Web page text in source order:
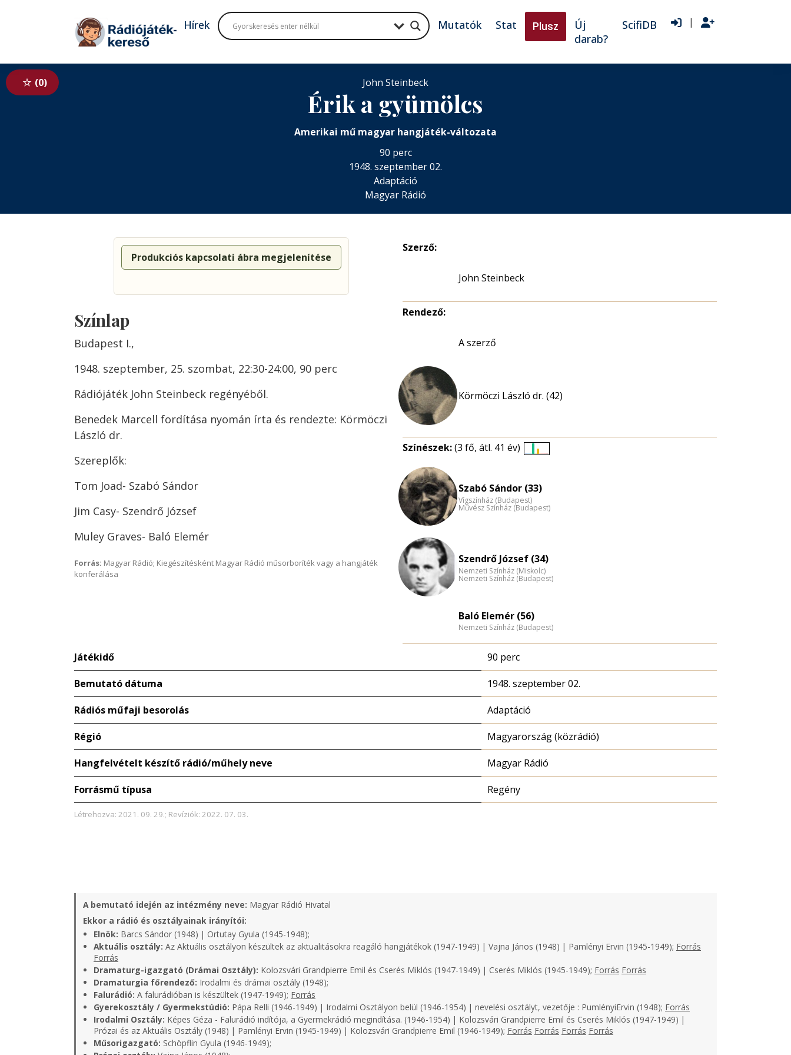
Tovább a tartalomhoz
Hírek Mutatók Stat Plusz
Új
darab?
ScifiDB |
0 John Steinbeck
Érik a gyümölcs
Amerikai mű magyar hangjáték-változata
90 perc
1948. szeptember 02.
Adaptáció
Magyar Rádió
Produkciós kapcsolati ábra megjelenítése
Színlap
Budapest I.,
1948. szeptember, 25. szombat, 22:30-24:00, 90 perc
Rádiójáték John Steinbeck regényéből.
Benedek Marcell fordítása nyomán írta és rendezte: Körmöczi
László dr.
Szereplők:
Tom Joad- Szabó Sándor
Jim Casy- Szendrő József
Muley Graves- Baló Elemér
Forrás: Magyar Rádió; Kiegészítésként Magyar Rádió műsorboríték vagy a hangjáték
konferálása
Szerző:
John Steinbeck
Rendező:
A szerző
Körmöczi László dr. (42)
Színészek:(3 fő, átl. 41 év)
nagyítása
Szabó Sándor (33)
Vígszínház (Budapest)
Művész Színház (Budapest)
Szendrő József (34)
Nemzeti Színház (Miskolc)
Nemzeti Színház (Budapest)
Baló Elemér (56)
Nemzeti Színház (Budapest)
Játékidő 90 perc
Bemutató dátuma 1948. szeptember 02.
Rádiós műfaji besorolás Adaptáció
Régió Magyarország (közrádió)
Hangfelvételt készítő rádió/műhely neve Magyar Rádió
Forrásmű típusa Regény
Létrehozva: 2021. 09. 29.; Revíziók: 2022. 07. 03.
A bemutató idején az intézmény neve: Magyar Rádió Hivatal
Ekkor a rádió és osztályainak irányítói:
Elnök: Barcs Sándor (1948) | Ortutay Gyula (1945-1948);
Aktuális osztály: Az Aktuális osztályon készültek az aktualitásokra reagáló hangjátékok (1947-1949) | Vajna János (1948) | Pamlényi Ervin (1945-1949); Forrás
Forrás
Dramaturg-igazgató (Drámai Osztály): Kolozsvári Grandpierre Emil és Cserés Miklós (1947-1949) | Cserés Miklós (1945-1949); Forrás Forrás
Dramaturgia főrendező: Irodalmi és drámai osztály (1948);
Falurádió: A falurádióban is készültek (1947-1949); Forrás
Gyerekosztály / Gyermekstúdió: Pápa Relli (1946-1949) | Irodalmi Osztályon belül (1946-1954) | nevelési osztályt, vezetője : PumlényiErvin (1948); Forrás
Irodalmi Osztály: Képes Géza - Falurádió indítója, a Gyermekrádió megindítása. (1946-1954) | Kolozsvári Grandpierre Emil és Cserés Miklós (1947-1949) |
Prózai és az Aktuális Osztály (1948) | Pamlényi Ervin (1945-1949) | Kolozsvári Grandpierre Emil (1946-1949); Forrás Forrás Forrás Forrás
Műsorigazgató: Schöpflin Gyula (1946-1949);